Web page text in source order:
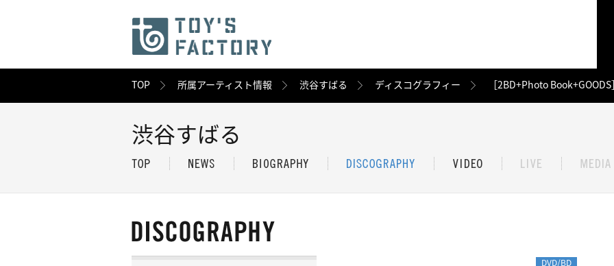
TOP 所属アーティスト情報 渋谷すばる ディスコグラフィー ［2BD+Photo
渋谷すばる
DVD/BD